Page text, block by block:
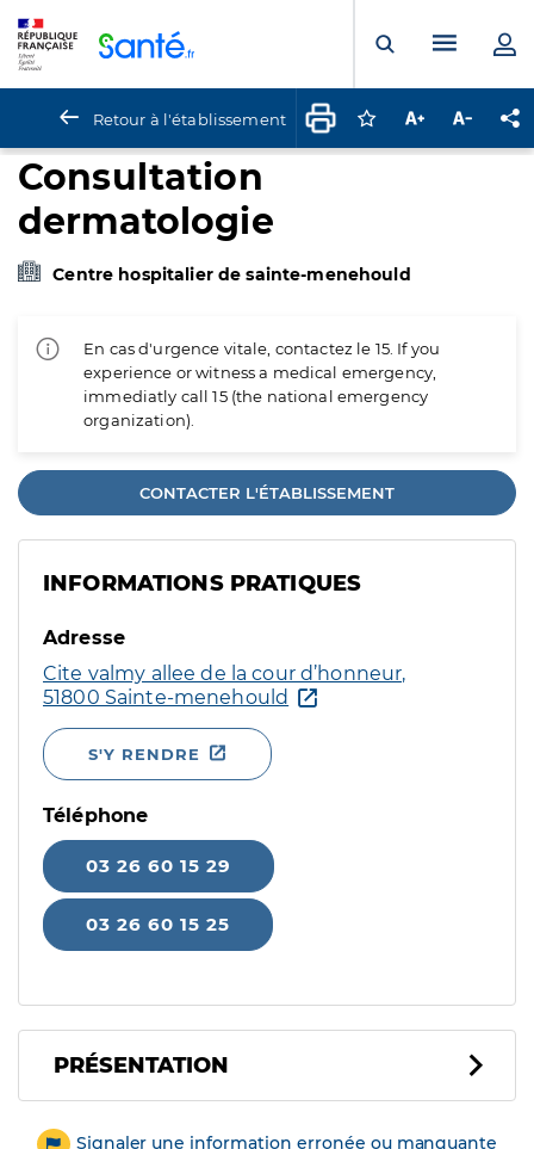
Ouvrir laMenu
Retour à l'établissement Connectez-vous
Augmenter la
Consultation
dermatologie
Centre hospitalier de sainte-menehould
En cas d'urgence vitale, contactez le 15. If you
experience or witness a medical emergency,
immediatly call 15 (the national emergency
organization).
CONTACTER L'ÉTABLISSEMENT
INFORMATIONS PRATIQUES
Adresse
Cite valmy allee de la cour d’honneur,
51800 Sainte-menehould
S'Y RENDRE
Téléphone
03 26 60 15 29
03 26 60 15 25
PRÉSENTATION
Signaler une information erronée ou manquante